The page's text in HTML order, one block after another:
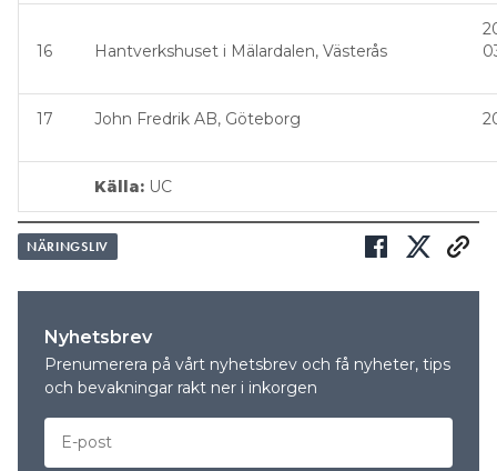
16 Hantverkshuset i Mälardalen, Västerås
17 John Fredrik AB, Göteborg
Källa: UC
NÄRINGSLIV
Nyhetsbrev
Prenumerera på vårt nyhetsbrev och få nyheter, tips
och bevakningar rakt ner i inkorgen